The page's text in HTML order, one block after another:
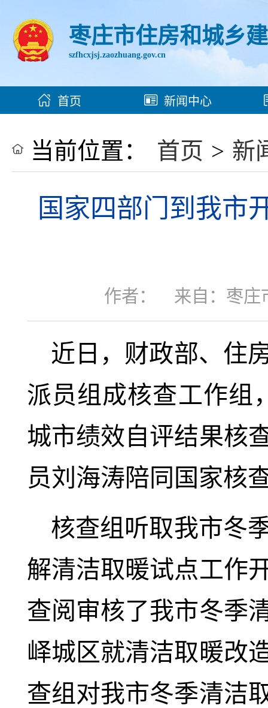
枣庄市住房和城乡
szfhcxjsj.zaozhuang.gov.cn
首页 新闻中心
当前位置： 首页 > 新
国家四部门到我市
作者： 来自：枣庄
近日，财政部、住
派员组成核查工作组
城市绩效自评结果核
员刘海涛陪同国家核
核查组听取我市冬
解清洁取暖试点工作
查阅审核了我市冬季
峄城区就清洁取暖改
查组对我市冬季清洁